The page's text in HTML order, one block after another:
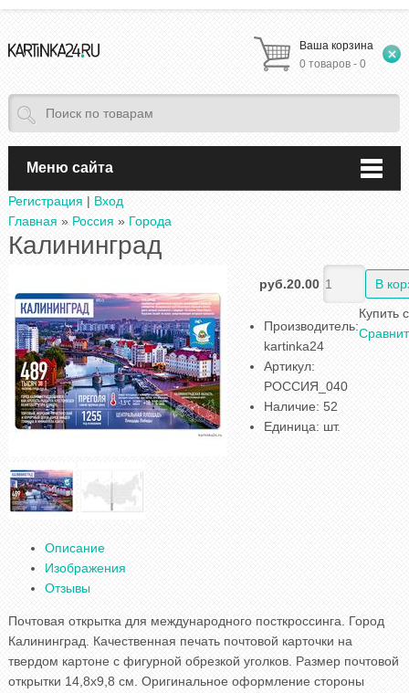
Ваша корзина
0 товаров - 0
Меню сайта
Регистрация | Вход
Главная » Россия » Города
Калининград
руб.20.00
Производитель:
kartinka24
Артикул:
РОССИЯ_040
Наличие: 52
Единица: шт.
Купить
Описание
Изображения
Отзывы
Почтовая открытка для международного посткроссинга. Город
Калининград. Качественная печать почтовой карточки на
твердом картоне с фигурной обрезкой уголков. Размер почтовой
открытки 14,8x9,8 см. Оригинальное оформление стороны